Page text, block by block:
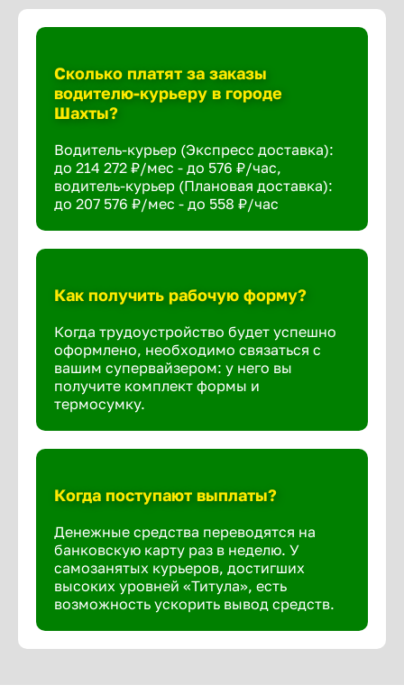
Сколько платят за заказы
водителю-курьеру в городе
Шахты?
Водитель-курьер (Экспресс доставка):
до 214 272 ₽/мес - до 576 ₽/час,
водитель-курьер (Плановая доставка):
до 207 576 ₽/мес - до 558 ₽/час
Как получить рабочую форму?
Когда трудоустройство будет успешно
оформлено, необходимо связаться с
вашим супервайзером: у него вы
получите комплект формы и
термосумку.
Когда поступают выплаты?
Денежные средства переводятся на
банковскую карту раз в неделю. У
самозанятых курьеров, достигших
высоких уровней «Титула», есть
возможность ускорить вывод средств.